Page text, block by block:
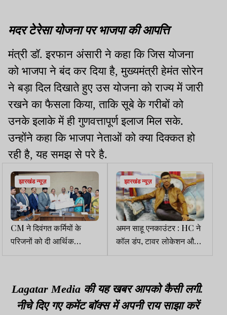
मदर टेरेसा योजना पर भाजपा की आपत्ति
मंत्री डॉ. इरफान अंसारी ने कहा कि जिस योजना
को भाजपा ने बंद कर दिया है, मुख्यमंत्री हेमंत सोरेन
ने बड़ा दिल दिखाते हुए उस योजना को राज्य में जारी
रखने का फैसला किया, ताकि सूबे के गरीबों को
उनके इलाके में ही गुणवत्तापूर्ण इलाज मिल सके.
उन्होंने कहा कि भाजपा नेताओं को क्या दिक्कत हो
रही है, यह समझ से परे है.
झारखंड न्यूज़
CM ने दिवंगत कर्मियों के
परिजनों को दी आर्थिक
सहायता, सौंपा एक-एक करोड़
झारखंड न्यूज़
अमन साहू एनकाउंटर : HC ने
कॉल डंप, टावर लोकेशन और
कॉल रिकॉर्ड सुरक्षित रखने का
Lagatar Media की यह खबर आपको कैसी लगी.
नीचे दिए गए कमेंट बॉक्स में अपनी राय साझा करें